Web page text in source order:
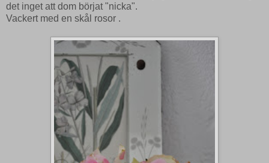
det inget att dom börjat "nicka".
Vackert med en skål rosor .